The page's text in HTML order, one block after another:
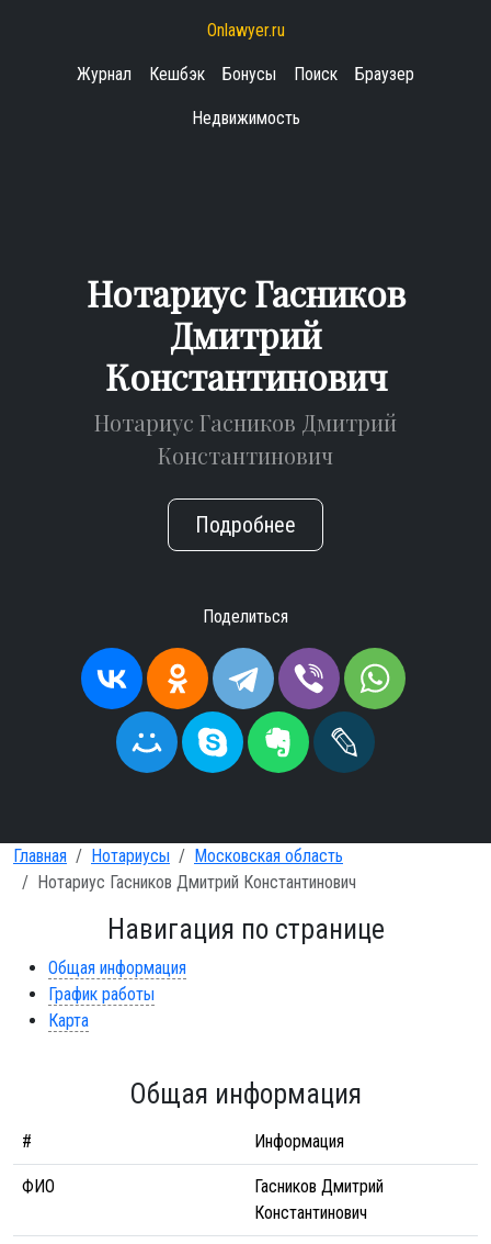
Onlawyer.ru
Журнал Кешбэк Бонусы Поиск Браузер
Недвижимость
Нотариус Гасников
Дмитрий
Константинович
Нотариус Гасников Дмитрий
Константинович
Подробнее
Поделиться
Главная Нотариусы
Московская область
Нотариус Гасников Дмитрий Константинович
Навигация по странице
Общая информация
График работы
Карта
Общая информация
# Информация
ФИО
Гасников Дмитрий
Константинович